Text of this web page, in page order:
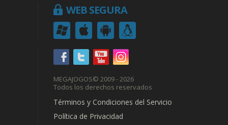
WEB SEGURA
MEGAJOGOS© 2009 - 2026
Todos los derechos reservados
Términos y Condiciones del Servicio
Política de Privacidad